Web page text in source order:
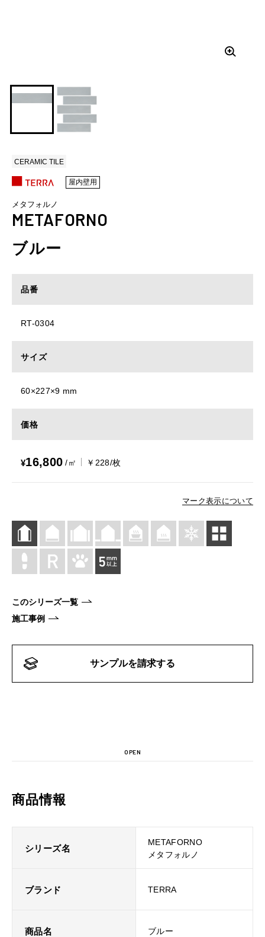
CERAMIC TILE
屋内壁用
メタフォルノ
METAFORNO
ブルー
品番
RT-0304
サイズ
60×227×9 mm
価格
¥16,800 /㎡ ￥228/枚
マーク表示について
このシリーズ一覧
施工事例
サンプルを請求する
OPEN
商品情報
シリーズ名
METAFORNO
メタフォルノ
ブランド TERRA
商品名 ブルー